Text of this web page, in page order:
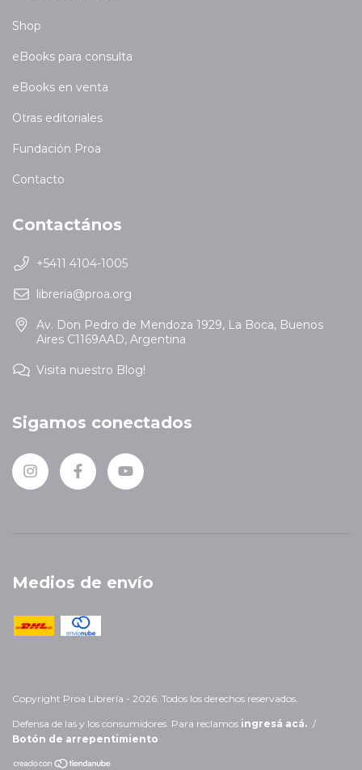
Shop
eBooks para consulta
eBooks en venta
Otras editoriales
Fundación Proa
Contacto
Contactános
+5411 4104-1005
libreria@proa.org
Av. Don Pedro de Mendoza 1929, La Boca, Buenos
Aires C1169AAD, Argentina
Visita nuestro Blog!
Sigamos conectados
Medios de envío
Copyright Proa Librería - 2026. Todos los derechos reservados.
Defensa de las y los consumidores. Para reclamos ingresá acá. /
Botón de arrepentimiento